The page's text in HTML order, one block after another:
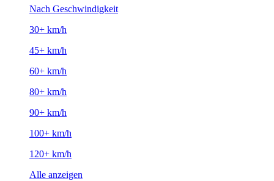
Nach Geschwindigkeit
30+ km/h
45+ km/h
60+ km/h
80+ km/h
90+ km/h
100+ km/h
120+ km/h
Alle anzeigen